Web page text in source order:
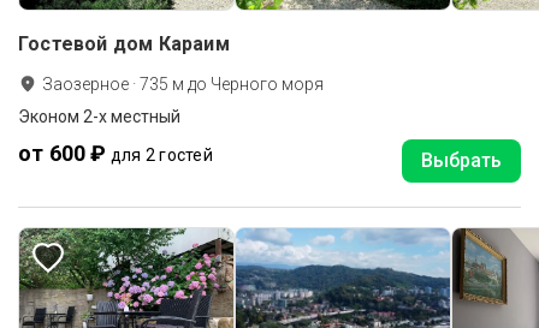
Гостевой дом Караим
Заозерное ·735 м до Черного моря
Эконом 2-х местный
от 600 ₽ для 2 гостей Выбрать